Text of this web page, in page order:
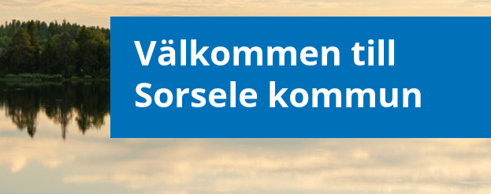
Välkommen till
Sorsele kommun